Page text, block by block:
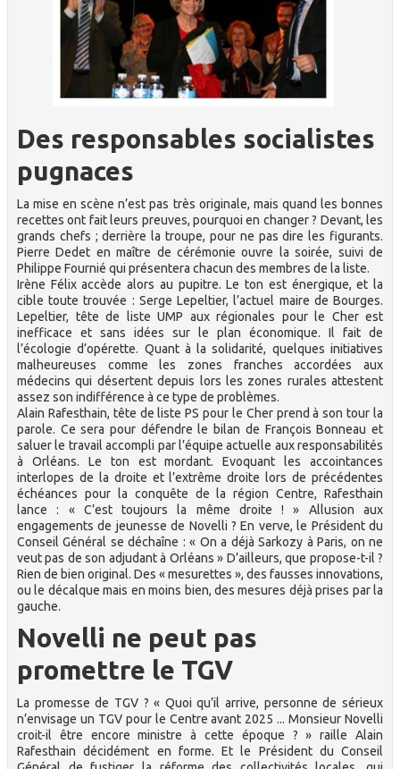
Des responsables socialistes
pugnaces
La mise en scène n’est pas très originale, mais quand les bonnes
recettes ont fait leurs preuves, pourquoi en changer ? Devant, les
grands chefs ; derrière la troupe, pour ne pas dire les figurants.
Pierre Dedet en maître de cérémonie ouvre la soirée, suivi de
Philippe Fournié qui présentera chacun des membres de la liste.
Irène Félix accède alors au pupitre. Le ton est énergique, et la
cible toute trouvée : Serge Lepeltier, l’actuel maire de Bourges.
Lepeltier, tête de liste UMP aux régionales pour le Cher est
inefficace et sans idées sur le plan économique. Il fait de
l’écologie d’opérette. Quant à la solidarité, quelques initiatives
malheureuses comme les zones franches accordées aux
médecins qui désertent depuis lors les zones rurales attestent
assez son indifférence à ce type de problèmes.
Alain Rafesthain, tête de liste PS pour le Cher prend à son tour la
parole. Ce sera pour défendre le bilan de François Bonneau et
saluer le travail accompli par l’équipe actuelle aux responsabilités
à Orléans. Le ton est mordant. Evoquant les accointances
interlopes de la droite et l’extrême droite lors de précédentes
échéances pour la conquête de la région Centre, Rafesthain
lance : « C’est toujours la même droite ! » Allusion aux
engagements de jeunesse de Novelli ? En verve, le Président du
Conseil Général se déchaîne : « On a déjà Sarkozy à Paris, on ne
veut pas de son adjudant à Orléans » D’ailleurs, que propose-t-il ?
Rien de bien original. Des « mesurettes », des fausses innovations,
ou le décalque mais en moins bien, des mesures déjà prises par la
gauche.
Novelli ne peut pas
promettre le TGV
La promesse de TGV ? « Quoi qu’il arrive, personne de sérieux
n’envisage un TGV pour le Centre avant 2025 ... Monsieur Novelli
croit-il être encore ministre à cette époque ? » raille Alain
Rafesthain décidément en forme. Et le Président du Conseil